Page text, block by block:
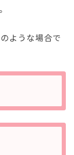
ような場合で